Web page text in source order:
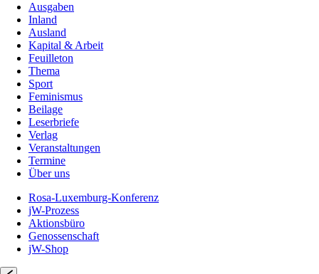
Ausgaben
Inland
Ausland
Kapital & Arbeit
Feuilleton
Thema
Sport
Feminismus
Beilage
Leserbriefe
Verlag
Veranstaltungen
Termine
Über uns
Rosa-Luxemburg-Konferenz
jW-Prozess
Aktionsbüro
Genossenschaft
jW-Shop